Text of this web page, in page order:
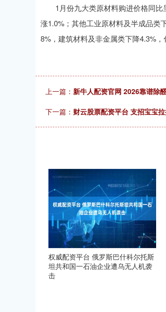
1月份九大类原材料购进价格同比
涨1.0%；其他工业原材料及半成品类
8%，建筑材料及非金属类下降4.3%，
上一篇： 新牛人配资官网 2026靠谱除
下一篇： 财云股票配资平台 支招宝宝
权威配资平台 俄罗斯巴什科尔托斯
坦共和国一石油企业遭乌无人机袭
击